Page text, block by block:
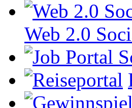
Web 2.0